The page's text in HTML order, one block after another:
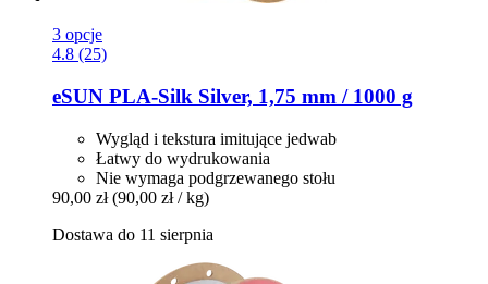
3 opcje
4.8 (25)
eSUN PLA-​Silk Silver, 1,75 mm / 1000 g
Wygląd i tekstura imitujące jedwab
Łatwy do wydrukowania
Nie wymaga podgrzewanego stołu
90,00 zł (90,00 zł / kg)
Dostawa do 11 sierpnia